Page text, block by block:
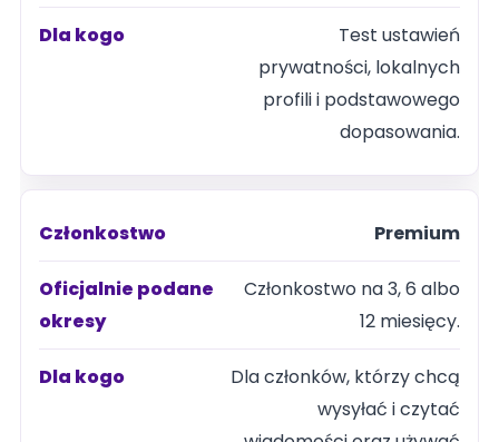
Test ustawień
prywatności, lokalnych
profili i podstawowego
dopasowania.
Premium
Członkostwo na 3, 6 albo
12 miesięcy.
Dla członków, którzy chcą
wysyłać i czytać